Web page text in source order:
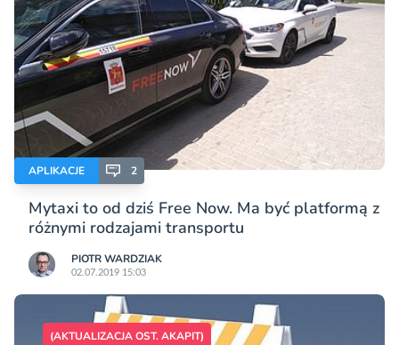
APLIKACJE 2
Mytaxi to od dziś Free Now. Ma być platformą z
różnymi rodzajami transportu
PIOTR WARDZIAK
02.07.2019 15:03
(AKTUALIZACJA OST. AKAPIT)